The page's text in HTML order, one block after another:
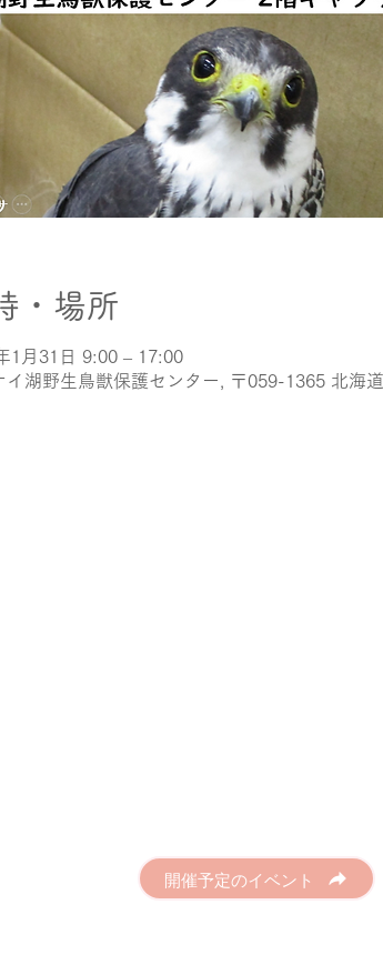
・場所
1月31日 9:00 – 17:00
イ湖野生鳥獣保護センター, 〒059-1365 北海
開催予定のイベント